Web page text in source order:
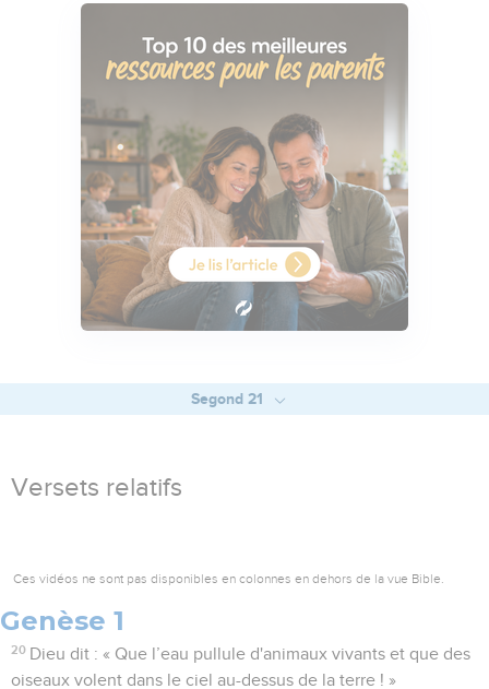
Segond 21
Versets relatifs
Ces vidéos ne sont pas disponibles en colonnes en dehors de la vue Bible.
Genèse 1
20 Dieu dit : « Que l’eau pullule d'animaux vivants et que des
oiseaux volent dans le ciel au-dessus de la terre ! »